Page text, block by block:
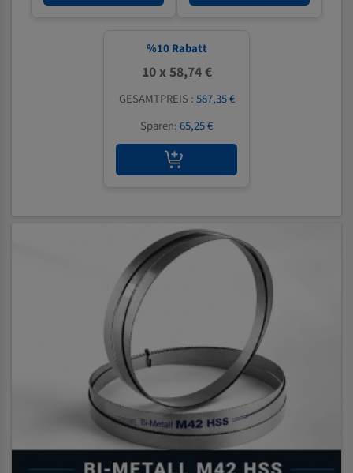
%10 Rabatt
10 x 58,74 €
GESAMTPREIS :587,35 €
Sparen:65,25 €